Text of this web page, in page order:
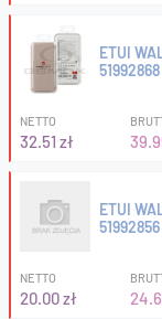
ETUI
NETTO
32.51 zł
ETUI
NETTO
20.00 zł